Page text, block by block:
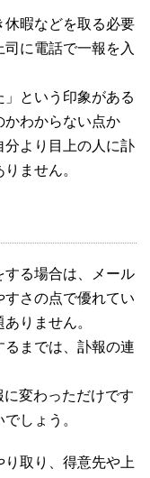
休暇などを取る必要
に電話で一報を入
という印象がある
かわからない点か
分より目上の人に訃
ません。
する場合は、メール
さの点で優れてい
りません。
までは、訃報の連
変わっただけです
しょう。
り取り、得意先や上